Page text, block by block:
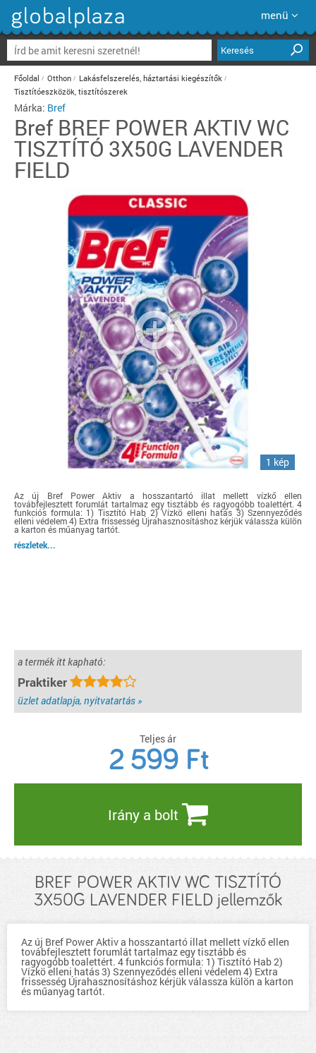
menü
Keresés
Főoldal Otthon
Lakásfelszerelés, háztartási kiegészítők
Tisztítóeszközök, tisztítószerek
Márka: Bref
Bref BREF POWER AKTIV WC
TISZTÍTÓ 3X50G LAVENDER
FIELD
1 kép
Az új Bref Power Aktiv a hosszantartó illat mellett vízkő ellen
továbfejlesztett forumlát tartalmaz egy tisztább és ragyogóbb toalettért. 4
funkciós formula: 1) Tisztító Hab 2) Vízkö elleni hatás 3) Szennyeződés
elleni védelem 4) Extra frissesség Újrahasznosításhoz kérjük válassza külön
a karton és műanyag tartót.
részletek...
a termék itt kapható:
Praktiker
üzlet adatlapja, nyitvatartás »
Teljes ár
2 599 Ft
Irány a bolt
BREF POWER AKTIV WC TISZTÍTÓ
3X50G LAVENDER FIELD jellemzők
Az új Bref Power Aktiv a hosszantartó illat mellett vízkő ellen
továbfejlesztett forumlát tartalmaz egy tisztább és
ragyogóbb toalettért. 4 funkciós formula: 1) Tisztító Hab 2)
Vízkö elleni hatás 3) Szennyeződés elleni védelem 4) Extra
frissesség Újrahasznosításhoz kérjük válassza külön a karton
és műanyag tartót.